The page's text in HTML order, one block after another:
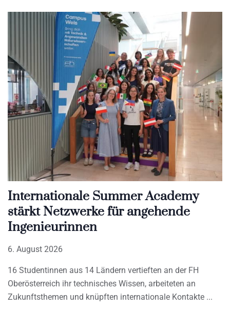
Internationale Summer Academy
stärkt Netzwerke für angehende
Ingenieurinnen
6. August 2026
16 Studentinnen aus 14 Ländern vertieften an der FH
Oberösterreich ihr technisches Wissen, arbeiteten an
Zukunftsthemen und knüpften internationale Kontakte